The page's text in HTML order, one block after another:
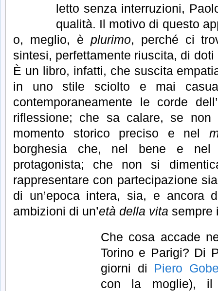
letto senza interruzioni,
qualità. Il motivo di questo
o, meglio, è plurimo, perché ci
sintesi, perfettamente riuscita, di
È un libro, infatti, che suscita
in uno stile sciolto e mai
contemporaneamente le corde
riflessione; che sa calare, se non
momento storico preciso e nel
borghesia che, nel bene e
protagonista; che non si
rappresentare con partecipazione
di un’epoca intera, sia, e ancora
ambizioni di un’età della vita sempre
Che cosa accade
Torino e Parigi? Di
giorni di Piero
con la moglie), il